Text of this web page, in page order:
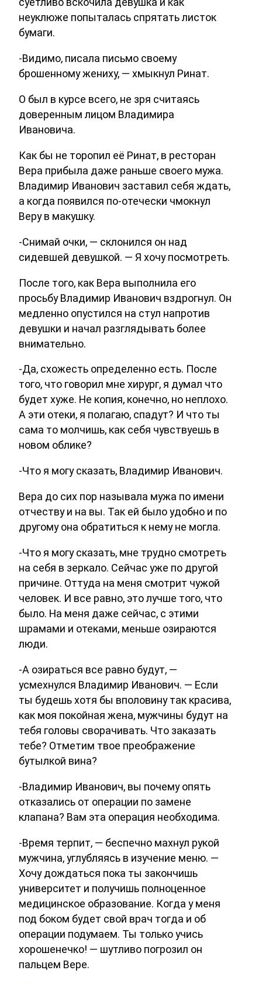
неуклюже попыталась спрятать листок
бумаги.
-Видимо, писала письмо своему
брошенному жениху, — хмыкнул Ринат.
О был в курсе всего, не зря считаясь
доверенным лицом Владимира
Ивановича.
Как бы не торопил её Ринат, в ресторан
Вера прибыла даже раньше своего мужа.
Владимир Иванович заставил себя ждать,
а когда появился по-отечески чмокнул
Веру в макушку.
-Снимай очки, — склонился он над
сидевшей девушкой. — Я хочу посмотреть.
После того, как Вера выполнила его
просьбу Владимир Иванович вздрогнул. Он
медленно опустился на стул напротив
девушки и начал разглядывать более
внимательно.
-Да, схожесть определенно есть. После
того, что говорил мне хирург, я думал что
будет хуже. Не копия, конечно, но неплохо.
А эти отеки, я полагаю, спадут? И что ты
сама то молчишь, как себя чувствуешь в
новом облике?
-Что я могу сказать, Владимир Иванович.
Вера до сих пор называла мужа по имени
отчеству и на вы. Так ей было удобно и по
другому она обратиться к нему не могла.
-Что я могу сказать, мне трудно смотреть
на себя в зеркало. Сейчас уже по другой
причине. Оттуда на меня смотрит чужой
человек. И все равно, это лучше того, что
было. На меня даже сейчас, с этими
шрамами и отеками, меньше озираются
люди.
-А озираться все равно будут, —
усмехнулся Владимир Иванович. — Если
ты будешь хотя бы вполовину так красива,
как моя покойная жена, мужчины будут на
тебя головы сворачивать. Что заказать
тебе? Отметим твое преображение
бутылкой вина?
-Владимир Иванович, вы почему опять
отказались от операции по замене
клапана? Вам эта операция необходима.
-Время терпит, — беспечно махнул рукой
мужчина, углубляясь в изучение меню. —
Хочу дождаться пока ты закончишь
университет и получишь полноценное
медицинское образование. Когда у меня
под боком будет свой врач тогда и об
операции подумаем. Ты только учись
хорошенечко! — шутливо погрозил он
пальцем Вере.